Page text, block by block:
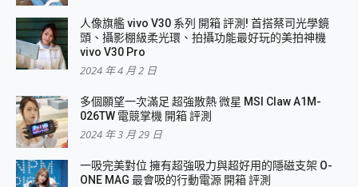
人像旗艦 vivo V30 系列 開箱 評測! 首搭蔡司光學鏡
頭、攝影棚級柔光環、拍攝功能最好玩的美拍神機
vivo V30 Pro
2024 年 4 月 2 日
多個願望一次滿足 超強散熱 微星 MSI Claw A1M-
026TW 電競掌機 開箱 評測
2024 年 3 月 29 日
一吸完美對位 擁有超強吸力與超好用的隱磁支架 O-
ONE MAG 最會吸的行動電源 開箱 評測